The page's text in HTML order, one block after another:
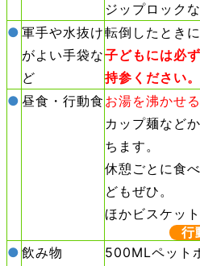
ジップロック
● 軍手や水抜け
がよい手袋な
ど
転倒したとき
子どもには必
持参ください。
● 昼食・行動食 お湯を沸かせ
カップ麺など
ちます。
休憩ごとに食
どもぜひ。
ほかビスケッ
行
● 飲み物
500MLペット